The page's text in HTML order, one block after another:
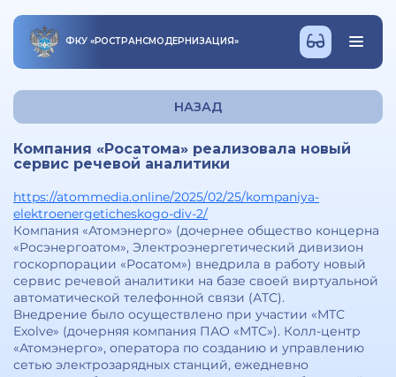
ФКУ «РОСТРАНСМОДЕРНИЗАЦИЯ»
НАЗАД
Компания «Росатома» реализовала новый
сервис речевой аналитики
https://atommedia.online/2025/02/25/kompaniya-
elektroenergeticheskogo-div-2/
Компания «Атомэнерго» (дочернее общество концерна
«Росэнергоатом», Электроэнергетический дивизион
госкорпорации «Росатом») внедрила в работу новый
сервис речевой аналитики на базе своей виртуальной
автоматической телефонной связи (АТС).
Внедрение было осуществлено при участии «МТС
Exolve» (дочерняя компания ПАО «МТС»). Колл-центр
«Атомэнерго», оператора по созданию и управлению
сетью электрозарядных станций, ежедневно